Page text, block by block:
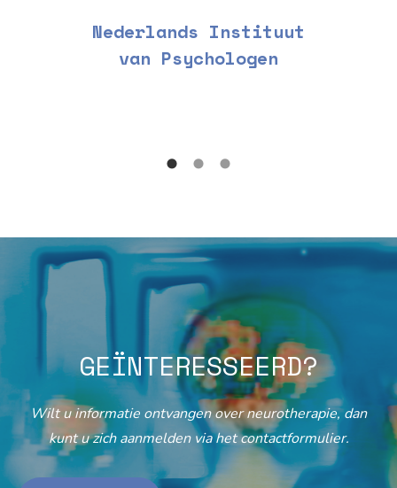
Nederlands Instituut
van Psychologen
GEÏNTERESSEERD?
Wilt u informatie ontvangen over neurotherapie, dan
kunt u zich aanmelden via het contactformulier.